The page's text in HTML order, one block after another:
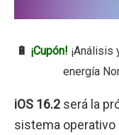
🔋 ¡Cupón! ¡Análisis
energía
iOS 16.2 será la
sistema operativo